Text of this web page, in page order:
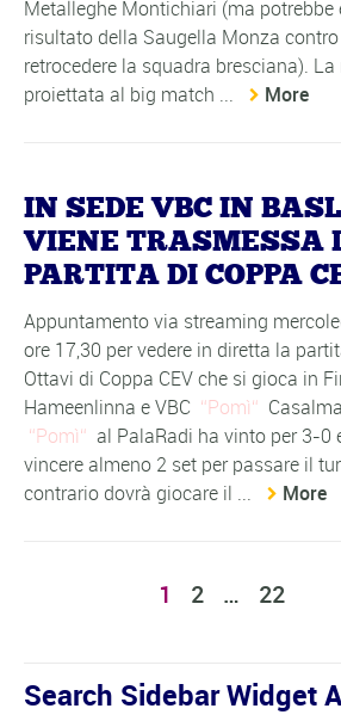
Metalleghe Montichiari (ma potrebbe
risultato della Saugella Monza
retrocedere la squadra bresciana).
proiettata al big match ...
More
IN SEDE VBC IN
VIENE TRASMESSA
PARTITA DI COPPA
Appuntamento via streaming
ore 17,30 per vedere in diretta la
Ottavi di Coppa CEV che si gioca in
Hameenlinna e VBC
Pomì
Pomì
al PalaRadi ha vinto per 3-0
vincere almeno 2 set per passare il
contrario dovrà giocare il ...
More
1 2 … 22
Search Sidebar Widget